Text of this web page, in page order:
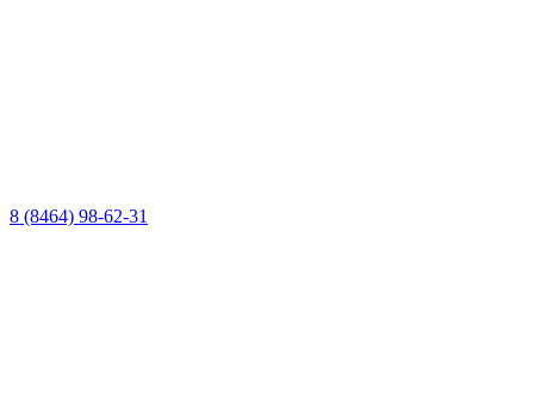
8 (8464) 98-62-31